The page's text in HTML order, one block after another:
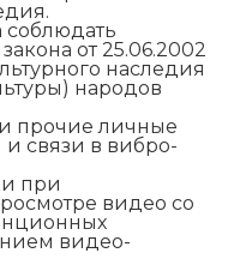
от 25.06.2002
наследия
народов
прочие личные
связи в вибро-
при
видео со
видео-